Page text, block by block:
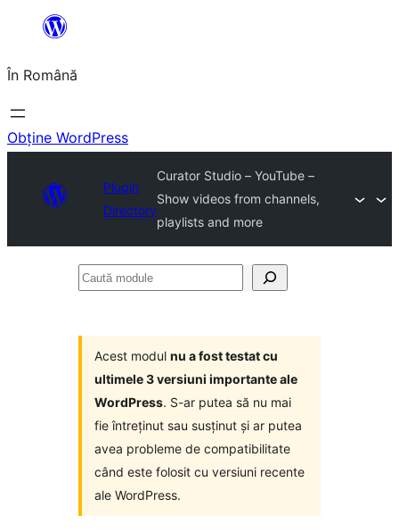
conținut
În Română
Obține WordPress
Plugin
Directory
Curator Studio – YouTube –
Show videos from channels,
playlists and more
Caută
Acest modul nu a fost testat cu
ultimele 3 versiuni importante ale
WordPress. S-ar putea să nu mai
fie întreținut sau susținut și ar putea
avea probleme de compatibilitate
când este folosit cu versiuni recente
ale WordPress.